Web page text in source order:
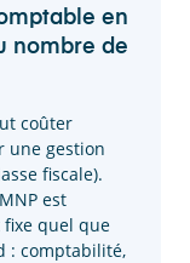
en
nombre de
coûter
une gestion
fiscale).
est
fixe quel que
: comptabilité,